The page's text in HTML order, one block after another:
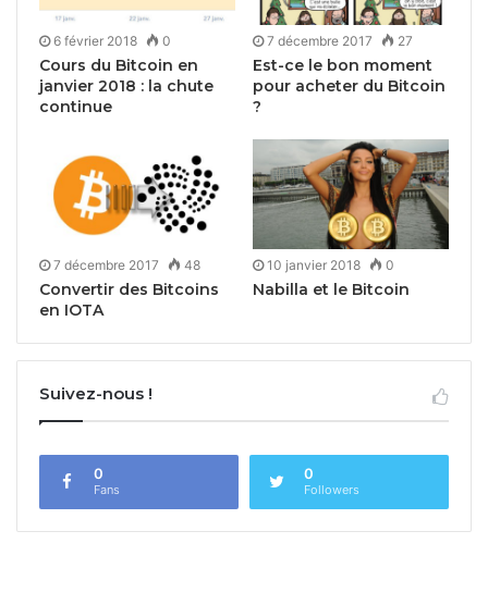
6 février 2018 0
Cours du Bitcoin en
janvier 2018 : la chute
continue
7 décembre 2017 27
Est-ce le bon moment
pour acheter du Bitcoin
?
7 décembre 2017 48
Convertir des Bitcoins
en IOTA
10 janvier 2018 0
Nabilla et le Bitcoin
Suivez-nous !
0
Fans
0
Followers